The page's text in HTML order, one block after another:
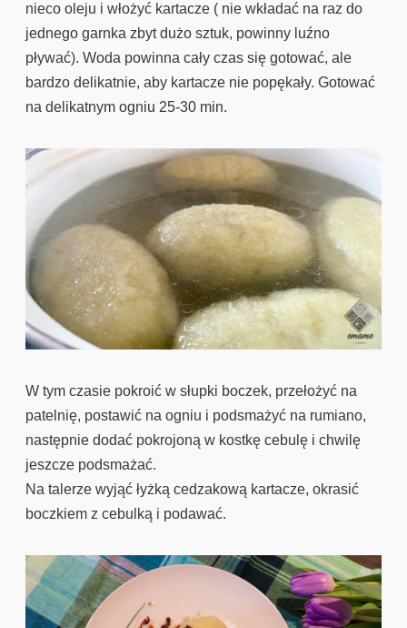
nieco oleju i włożyć kartacze ( nie wkładać na raz do
jednego garnka zbyt dużo sztuk, powinny luźno
pływać). Woda powinna cały czas się gotować, ale
bardzo delikatnie, aby kartacze nie popękały. Gotować
na delikatnym ogniu 25-30 min.
W tym czasie pokroić w słupki boczek, przełożyć na
patelnię, postawić na ogniu i podsmażyć na rumiano,
następnie dodać pokrojoną w kostkę cebulę i chwilę
jeszcze podsmażać.
Na talerze wyjąć łyżką cedzakową kartacze, okrasić
boczkiem z cebulką i podawać.